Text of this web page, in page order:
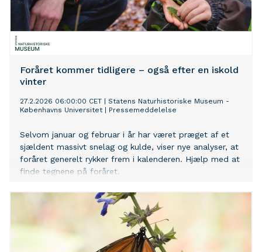
Foråret kommer tidligere – også efter en iskold
vinter
27.2.2026 06:00:00 CET
Statens Naturhistoriske Museum -
Københavns Universitet| Pressemeddelelse
Selvom januar og februar i år har været præget af et
sjældent massivt snelag og kulde, viser nye analyser, at
foråret generelt rykker frem i kalenderen. Hjælp med at
finde tegnene på foråret.